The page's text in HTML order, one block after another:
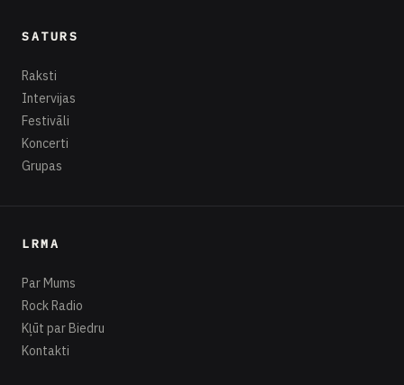
SATURS
Raksti
Intervijas
Festivāli
Koncerti
Grupas
LRMA
Par Mums
Rock Radio
Kļūt par Biedru
Kontakti